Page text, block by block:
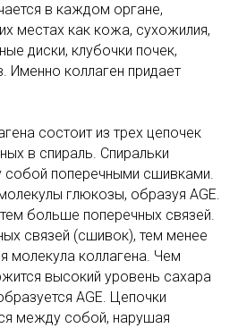
в каждом органе,
местах как кожа, сухожилия,
диски, клубочки почек,
Именно коллаген придает
состоит из трех цепочек
в спираль. Спиральки
поперечными сшивками.
глюкозы, образуя AGE.
больше поперечных связей.
связей (сшивок), тем менее
молекула коллагена. Чем
высокий уровень сахара
AGE. Цепочки
между собой, нарушая